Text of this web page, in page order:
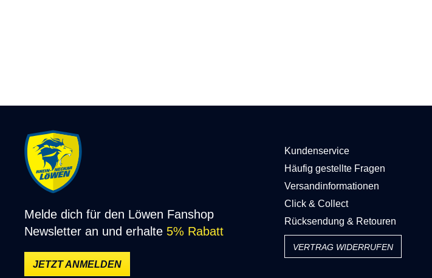
Melde dich für den Löwen Fanshop
Newsletter an und erhalte 5% Rabatt
JETZT ANMELDEN
Kundenservice
Häufig gestellte Fragen
Versandinformationen
Click & Collect
Rücksendung & Retouren
VERTRAG WIDERRUFEN